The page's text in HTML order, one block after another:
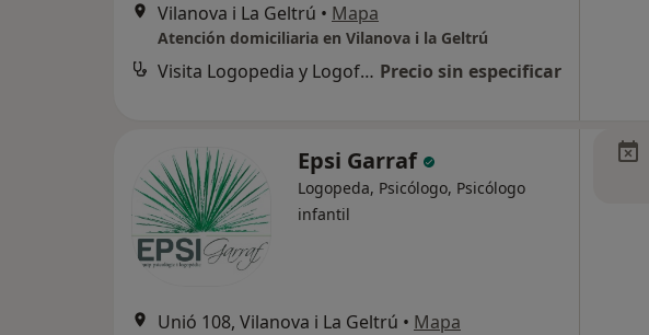
Vilanova i La Geltrú • Mapa
Atención domiciliaria en Vilanova i la Geltrú
Visita Logopedia y Logofoniatría Precio sin especificar
Epsi Garraf
Logopeda, Psicólogo, Psicólogo
infantil
Unió 108, Vilanova i La Geltrú • Mapa